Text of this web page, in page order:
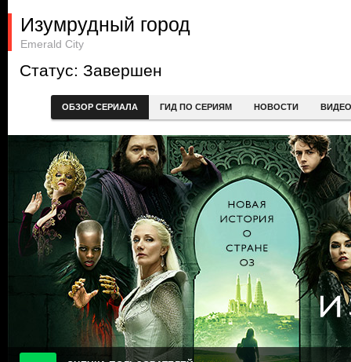
Изумрудный город
Emerald City
Статус: Завершен
ОБЗОР СЕРИАЛА ГИД ПО СЕРИЯМ НОВОСТИ ВИДЕО